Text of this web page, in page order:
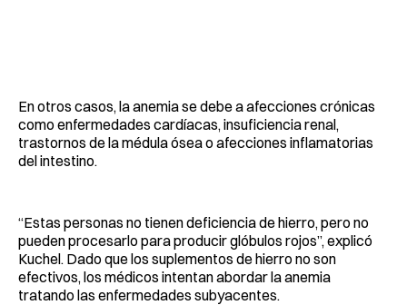
En otros casos, la anemia se debe a afecciones crónicas
como enfermedades cardíacas, insuficiencia renal,
trastornos de la médula ósea o afecciones inflamatorias
del intestino.
“Estas personas no tienen deficiencia de hierro, pero no
pueden procesarlo para producir glóbulos rojos”, explicó
Kuchel. Dado que los suplementos de hierro no son
efectivos, los médicos intentan abordar la anemia
tratando las enfermedades subyacentes.